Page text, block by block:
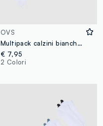
OVS
Multipack calzini bianchi in misto cotone regular fit
€ 7,95
2 Colori